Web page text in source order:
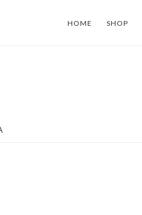
HOME SHOP